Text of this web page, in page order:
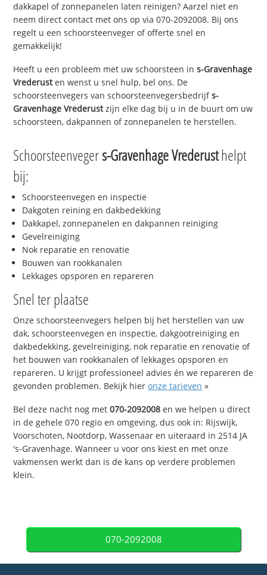
dakkapel of zonnepanelen laten reinigen? Aarzel niet en
neem direct contact met ons op via 070-2092008. Bij ons
regelt u een schoorsteenveger of offerte snel en
gemakkelijk!
Heeft u een probleem met uw schoorsteen ins-Gravenhage
Vrederusten wenst u snel hulp, bel ons. De
schoorsteenvegers van schoorsteenvegersbedrijfs-
Gravenhage Vrederustzijn elke dag bij u in de buurt om uw
schoorsteen, dakpannen of zonnepanelen te herstellen.
Schoorsteenvegers-Gravenhage Vrederusthelpt
bij:
Schoorsteenvegen en inspectie
Dakgoten reining en dakbedekking
Dakkapel, zonnepanelen en dakpannen reiniging
Gevelreiniging
Nok reparatie en renovatie
Bouwen van rookkanalen
Lekkages opsporen en repareren
Snel ter plaatse
Onze schoorsteenvegers helpen bij het herstellen van uw
dak, schoorsteenvegen en inspectie, dakgootreiniging en
dakbedekking, gevelreiniging, nok reparatie en renovatie of
het bouwen van rookkanalen of lekkages opsporen en
repareren. U krijgt professioneel advies én we repareren de
gevonden problemen. Bekijk hieronze tarieven »
Bel deze nacht nog met070-2092008 en we helpen u direct
in de gehele 070 regio en omgeving, dus ook in: Rijswijk,
Voorschoten, Nootdorp, Wassenaar en uiteraard in 2514 JA
's-Gravenhage. Wanneer u voor ons kiest en met onze
vakmensen werkt dan is de kans op verdere problemen
klein.
070-2092008